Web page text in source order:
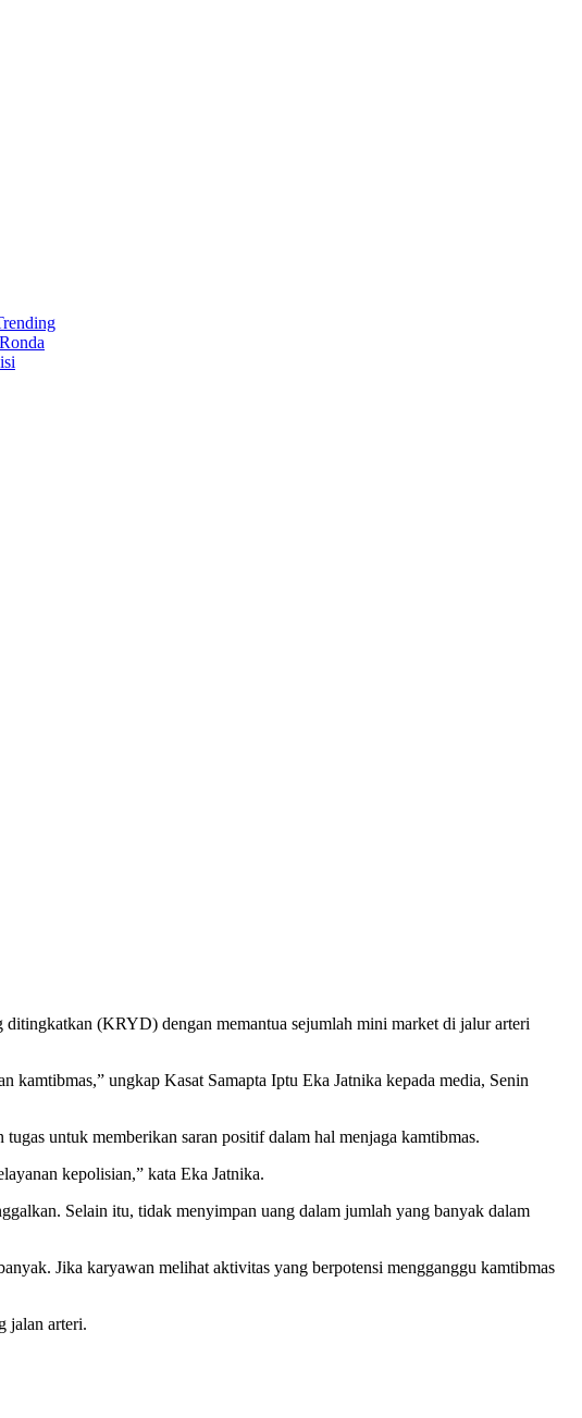
ditingkatkan (KRYD) dengan memantua sejumlah mini market di jalur arteri
ungkap Kasat Samapta Iptu Eka Jatnika kepada media, Senin
untuk memberikan saran positif dalam hal menjaga kamtibmas.
kepolisian,” kata Eka Jatnika.
Selain itu, tidak menyimpan uang dalam jumlah yang banyak dalam
Jika karyawan melihat aktivitas yang berpotensi mengganggu kamtibmas
jalan arteri.